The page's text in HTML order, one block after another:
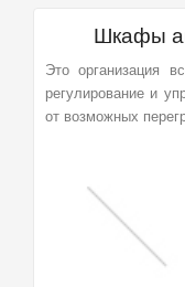
Шкафы
Это организация
регулирование и
от возможных